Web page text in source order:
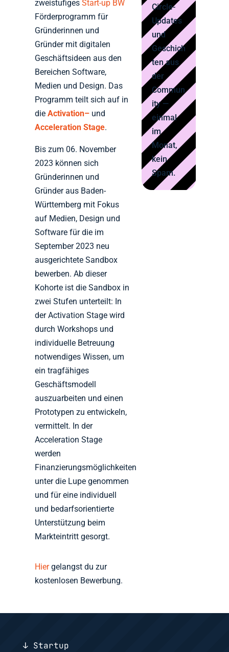
zweistufigesStart-up BW
Förderprogramm für
Gründerinnen und
Gründer mit digitalen
Geschäftsideen aus den
Bereichen Software,
Medien und Design. Das
Programm teilt sich auf in
dieActivation– und
Acceleration Stage.
Bis zum 06. November
2023 können sich
Gründerinnen und
Gründer aus Baden-
Württemberg mit Fokus
auf Medien, Design und
Software für die im
September 2023 neu
ausgerichtete Sandbox
bewerben. Ab dieser
Kohorte ist die Sandbox in
zwei Stufen unterteilt: In
der Activation Stage wird
durch Workshops und
individuelle Betreuung
notwendiges Wissen, um
ein tragfähiges
Geschäftsmodell
auszuarbeiten und einen
Prototypen zu entwickeln,
vermittelt. In der
Acceleration Stage
werden
Finanzierungsmöglichkeiten
unter die Lupe genommen
und für eine individuell
und bedarfsorientierte
Unterstützung beim
Markteintritt gesorgt.
Hiergelangst du zur
kostenlosen Bewerbung.
Circle-
Updates
und
Geschich
ten aus
der
Commun
ity —
einmal
im
Monat,
kein
Spam.
↓ Startup